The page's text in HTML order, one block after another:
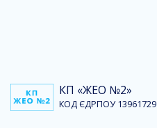
КП «ЖЕО №2»
КОД ЄДРПОУ 13961729